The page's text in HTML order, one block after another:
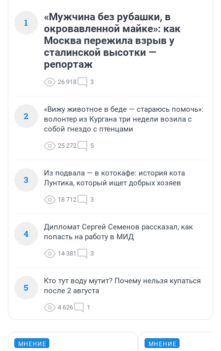
1
«Мужчина без рубашки, в
окровавленной майке»: как
Москва пережила взрыв у
сталинской высотки —
репортаж
26 918 3
2
«Вижу животное в беде — стараюсь помочь»:
волонтер из Кургана три недели возила с
собой гнездо с птенцами
25 272 5
3
Из подвала — в котокафе: история кота
Лунтика, который ищет добрых хозяев
18 712 3
4
Дипломат Сергей Семенов рассказал, как
попасть на работу в МИД
14 381 3
5
Кто тут воду мутит? Почему нельзя купаться
после 2 августа
4 626 1
МНЕНИЕ МНЕНИЕ